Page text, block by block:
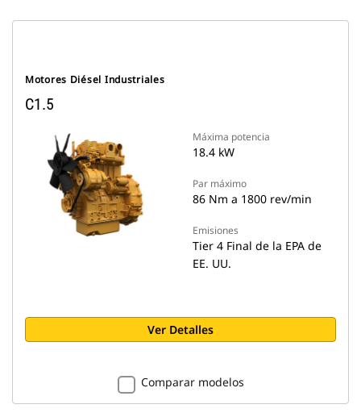
Motores Diésel Industriales
C1.5
Máxima potencia
18.4 kW
Par máximo
86 Nm a 1800 rev/min
Emisiones
Tier 4 Final de la EPA de
EE. UU.
Ver Detalles
Comparar modelos